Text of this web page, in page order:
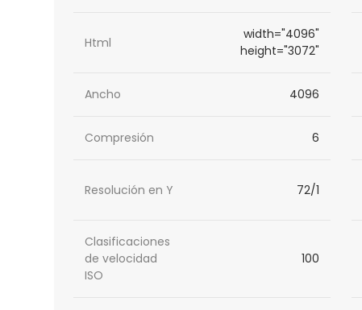
Html
width="4096"
height="3072"
Ancho 4096
Compresión 6
Resolución en Y 72/1
Clasificaciones
de velocidad
ISO
100